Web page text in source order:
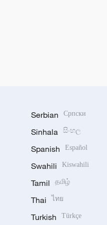
Serbian Српски
Sinhala සිංහල
Spanish Español
Swahili Kiswahili
Tamil தமிழ்
Thai ไทย
Turkish Türkçe